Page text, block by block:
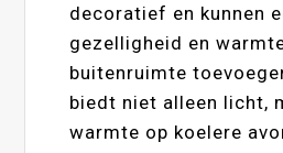
decoratief en kunnen
gezelligheid en
buitenruimte
biedt niet alleen licht,
warmte op koelere